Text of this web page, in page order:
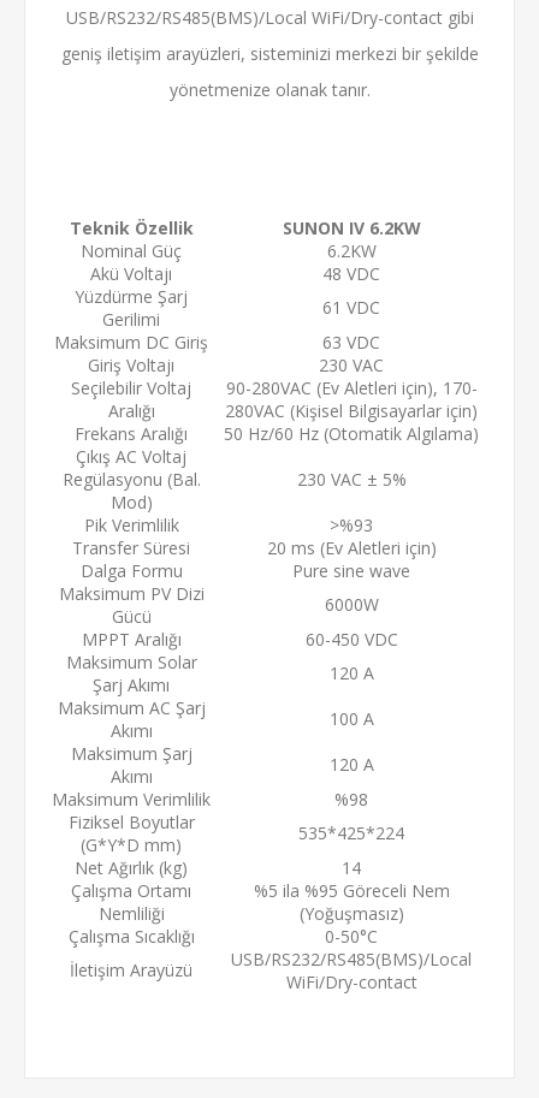
USB/RS232/RS485(BMS)/Local WiFi/Dry-contact gibi
geniş iletişim arayüzleri, sisteminizi merkezi bir şekilde
yönetmenize olanak tanır.
Teknik Özellik
SUNON IV 6.2KW
Nominal Güç
6.2KW
Akü Voltajı
48 VDC
Yüzdürme Şarj
Gerilimi
61 VDC
Maksimum DC Giriş
63 VDC
Giriş Voltajı
230 VAC
Seçilebilir Voltaj
Aralığı
90-280VAC (Ev Aletleri için), 170-
280VAC (Kişisel Bilgisayarlar için)
Frekans Aralığı
50 Hz/60 Hz (Otomatik Algılama)
Çıkış AC Voltaj
Regülasyonu (Bal.
Mod)
230 VAC ± 5%
Pik Verimlilik
>%93
Transfer Süresi
20 ms (Ev Aletleri için)
Dalga Formu
Pure sine wave
Maksimum PV Dizi
Gücü
6000W
MPPT Aralığı
60-450 VDC
Maksimum Solar
Şarj Akımı
120 A
Maksimum AC Şarj
Akımı
100 A
Maksimum Şarj
Akımı
120 A
Maksimum Verimlilik
%98
Fiziksel Boyutlar
(G*Y*D mm)
535*425*224
Net Ağırlık (kg)
14
Çalışma Ortamı
Nemliliği
%5 ila %95 Göreceli Nem
(Yoğuşmasız)
Çalışma Sıcaklığı
0-50°C
İletişim Arayüzü
USB/RS232/RS485(BMS)/Local
WiFi/Dry-contact